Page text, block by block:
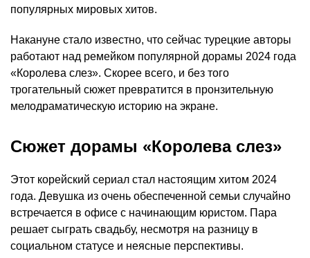
популярных мировых хитов.
Накануне стало известно, что сейчас турецкие авторы
работают над ремейком популярной дорамы 2024 года
«Королева слез». Скорее всего, и без того
трогательный сюжет превратится в пронзительную
мелодраматическую историю на экране.
Сюжет дорамы «Королева слез»
Этот корейский сериал стал настоящим хитом 2024
года. Девушка из очень обеспеченной семьи случайно
встречается в офисе с начинающим юристом. Пара
решает сыграть свадьбу, несмотря на разницу в
социальном статусе и неясные перспективы.